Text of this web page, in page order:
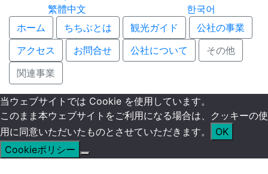
繁體中文
한국어
ホーム
ちちぶとは 観光ガイド
公社の事業
アクセス
お問合せ 公社について
その他
関連事業
当ウェブサイトでは Cookie を使用しています。
このまま本ウェブサイトをご利用になる場合は、クッキーの使
用に同意いただいたものとさせていただきます。
OK
Cookieポリシー